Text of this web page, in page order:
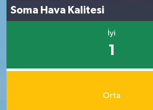
Soma Hava Kalitesi
İyi
1
Orta